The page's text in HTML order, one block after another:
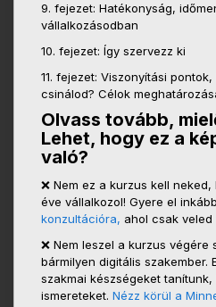
9. fejezet: Hatékonyság,
vállalkozásodban
10. fejezet: Így szervezz ki
11. fejezet: Viszonyítási
csinálod? Célok
Olvass tovább,
Lehet, hogy ez a
való?
❌ Nem ez a kurzus kell
éve vállalkozol! Gyere el
konzultációra, ahol csak veled
❌ Nem leszel a kurzus végére
bármilyen digitális szakember.
szakmai készségeket
ismereteket. Nézz körül a